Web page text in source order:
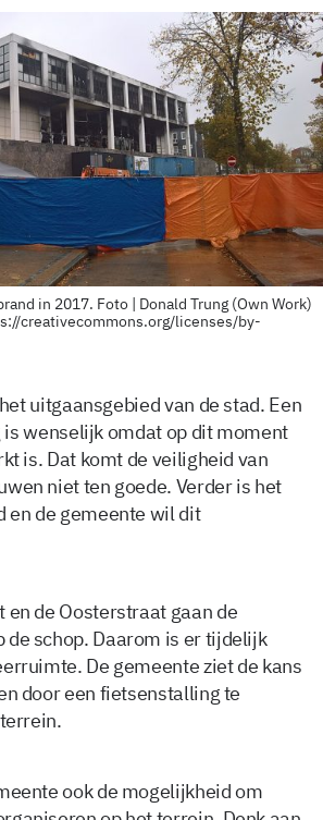
in 2017. Foto | Donald Trung (Own Work)
creativecommons.org/licenses/by-
uitgaansgebied van de stad. Een
wenselijk omdat op dit moment
is. Dat komt de veiligheid van
niet ten goede. Verder is het
en de gemeente wil dit
en de Oosterstraat gaan de
de schop. Daarom is er tijdelijk
De gemeente ziet de kans
door een fietsenstalling te
ook de mogelijkheid om